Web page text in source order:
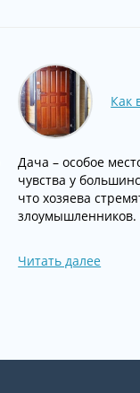
Как
Дача – особое
чувства у
что хозяева
злоумышленников.
Читать далее